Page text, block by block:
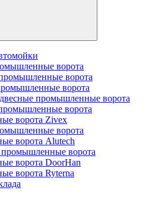
ворота
ворота
ворота
промышленные ворота
ворота
ворота Zivex
ворота
ворота Alutech
ворота
ворота DoorHan
ворота Ryterna